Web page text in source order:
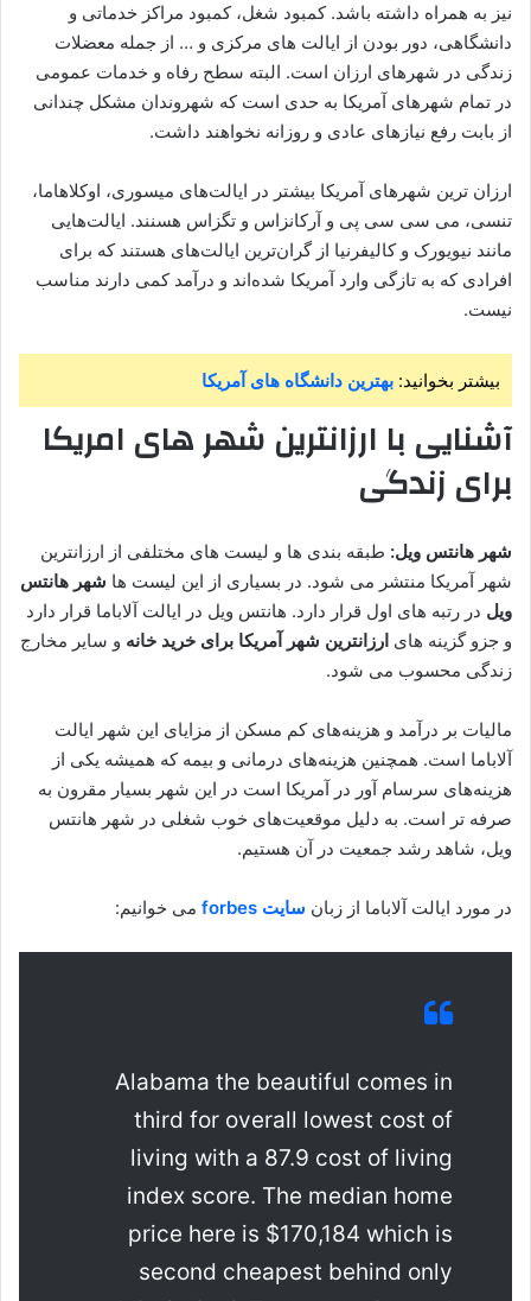
نیز به همراه داشته باشد. کمبود شغل، کمبود مراکز خدماتی و
دانشگاهی، دور بودن از ایالت های مرکزی و … از جمله معضلات
زندگی در شهرهای ارزان است. البته سطح رفاه و خدمات عمومی
در تمام شهرهای آمریکا به حدی است که شهروندان مشکل چندانی
از بابت رفع نیازهای عادی و روزانه نخواهند داشت.
ارزان‌ ترین شهرهای آمریکا بیشتر در ایالت‌های میسوری، اوکلاهاما،
تنسی، می سی سی پی و آرکانزاس و تگزاس هسنند. ایالت‌هایی
مانند نیویورک و کالیفرنیا از گران‌ترین ایالت‌های هستند که برای
افرادی که به تازگی وارد آمریکا شده‌اند و در‌آمد کمی دارند مناسب
نیست.
بیشتر بخوانید: بهترین دانشگاه های آمریکا
آشنایی با ارزانترین شهر های امریکا
برای زندگی
شهر هانتس ویل: طبقه بندی ها و لیست های مختلفی از ارزانترین
شهر آمریکا منتشر می شود. در بسیاری از این لیست ها شهر هانتس
ویل در رتبه های اول قرار دارد. هانتس ویل در ایالت آلاباما قرار دارد
و جزو گزینه های ارزانترین شهر آمریکا برای خرید خانه و سایر مخارج
زندگی محسوب می شود.
مالیات بر درآمد و هزینه‌های کم مسکن از مزایای این شهر ایالت
آلاباما است. همچنین هزینه‌های درمانی و بیمه که همیشه یکی از
هزینه‌های سرسام آور در آمریکا است در این شهر بسیار مقرون به
صرفه تر است. به دلیل موقعیت‌های خوب شغلی در شهر هانتس
ویل، شاهد رشد جمعیت در آن هستیم.
در مورد ایالت آلاباما از زبان سایت forbes می خوانیم:
Alabama the beautiful comes in
third for overall lowest cost of
living with a 87.9 cost of living
index score. The median home
price here is $170,184 which is
second cheapest behind only